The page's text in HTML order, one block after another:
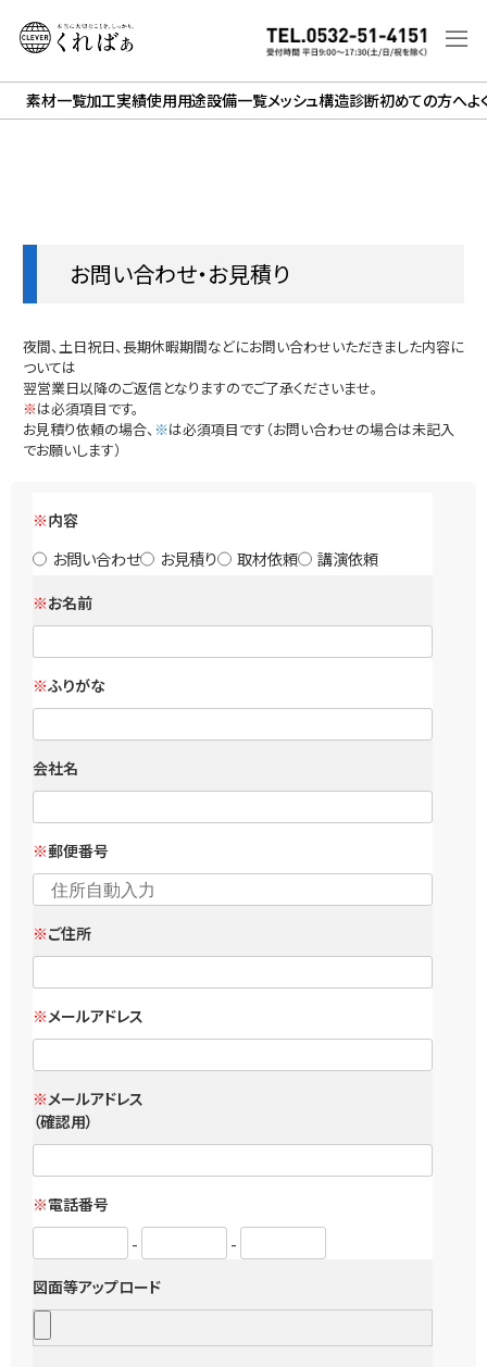
素材一覧加工実績使用用途設備一覧メッシュ構造診断初めての方へよ
お問い合わせ・お見積り
夜間、土日祝日、長期休暇期間などにお問い合わせいただきました内容に
ついては
翌営業日以降のご返信となりますのでご了承くださいませ。
※は必須項目です。
お見積り依頼の場合、 ※は必須項目です（お問い合わせの場合は未記入
でお願いします）
※内容
お問い合わせ お見積り 取材依頼 講演依頼
※お名前
※ふりがな
会社名
※郵便番号
※ご住所
※メールアドレス
※メールアドレス
（確認用）
※電話番号
- -
図面等アップロード